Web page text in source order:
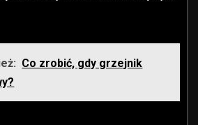
Co zrobić, gdy grzejnik